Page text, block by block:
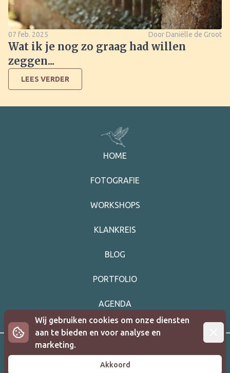
07 feb. 2025 Door Daniëlle de Groot
Wat ik je nog zo graag had willen
zeggen...
LEES VERDER
HOME
FOTOGRAFIE
WORKSHOPS
KLANKREIS
BLOG
PORTFOLIO
AGENDA
Algemene voorwaarden
Wij gebruiken cookies om onze diensten
aan te bieden en voor analyse en
marketing.
Akkoord